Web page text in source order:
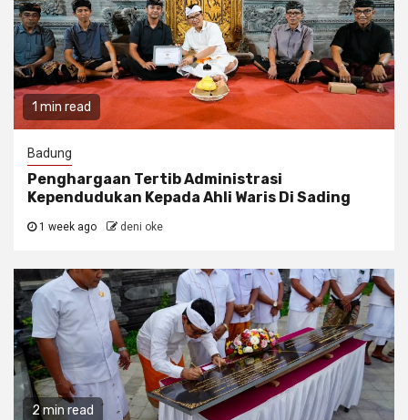
1 min read
Badung
Penghargaan Tertib Administrasi
Kependudukan Kepada Ahli Waris Di Sading
1 week ago deni oke
2 min read